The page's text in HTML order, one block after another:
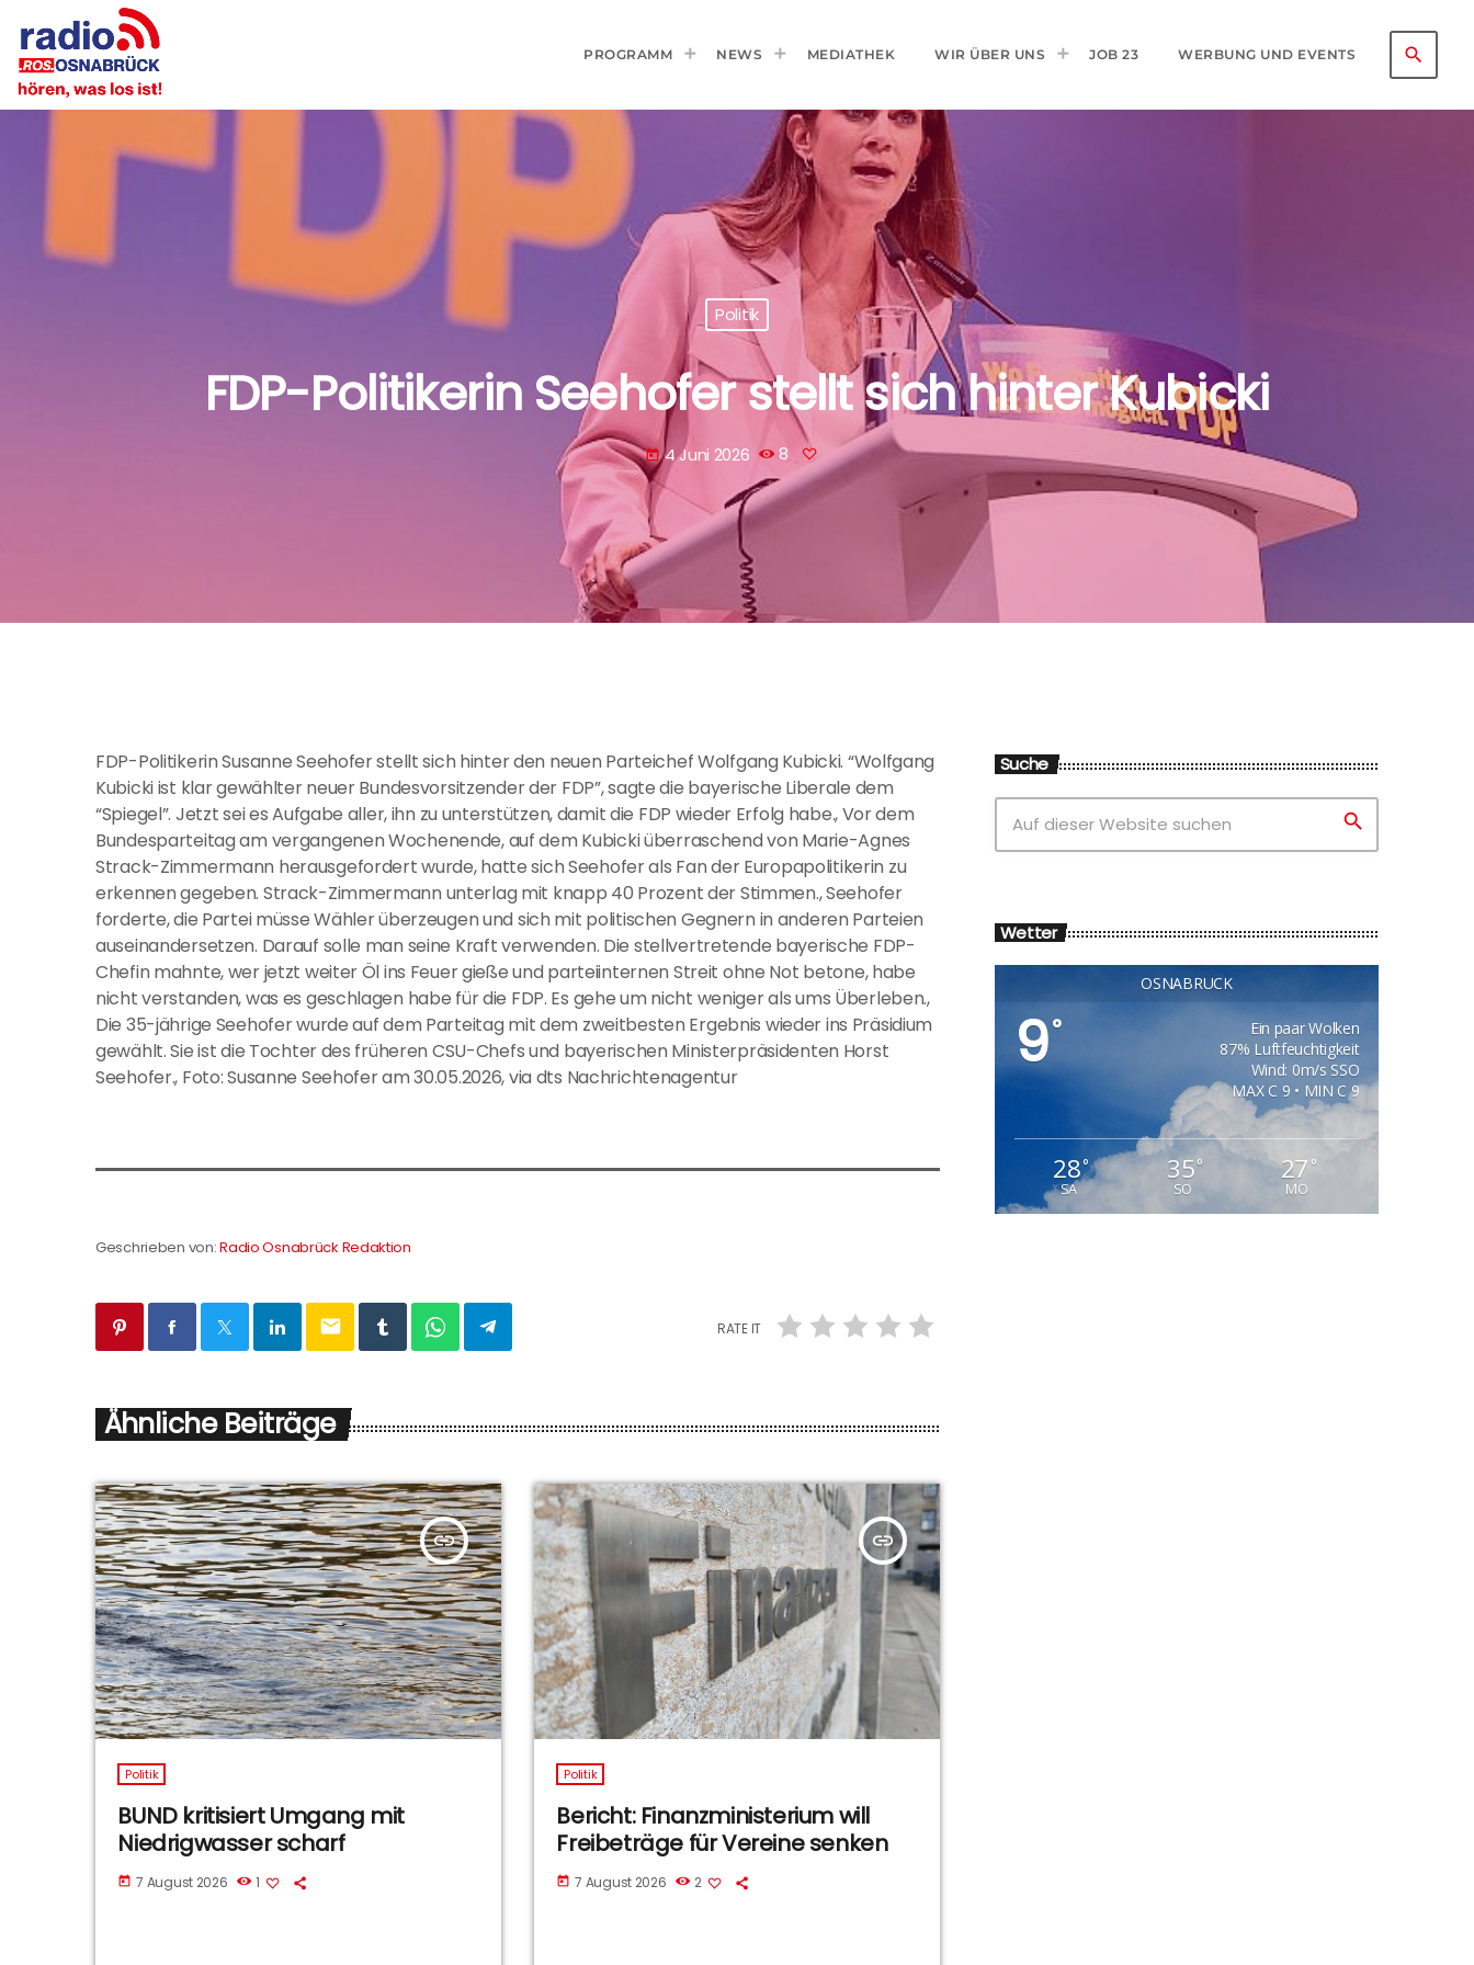
PROGRAMM NEWS MEDIATHEK WIR ÜBER UNS JOB 23 WERBUNG UND EVENTS search
Politik
FDP-Politikerin Seehofer stellt sich hinter Kubicki
today 4 Juni 2026 8
FDP-Politikerin Susanne Seehofer stellt sich hinter den neuen Parteichef Wolfgang Kubicki. “Wolfgang
Kubicki ist klar gewählter neuer Bundesvorsitzender der FDP”, sagte die bayerische Liberale dem
“Spiegel”. Jetzt sei es Aufgabe aller, ihn zu unterstützen, damit die FDP wieder Erfolg habe., Vor dem
Bundesparteitag am vergangenen Wochenende, auf dem Kubicki überraschend von Marie-Agnes
Strack-Zimmermann herausgefordert wurde, hatte sich Seehofer als Fan der Europapolitikerin zu
erkennen gegeben. Strack-Zimmermann unterlag mit knapp 40 Prozent der Stimmen., Seehofer
forderte, die Partei müsse Wähler überzeugen und sich mit politischen Gegnern in anderen Parteien
auseinandersetzen. Darauf solle man seine Kraft verwenden. Die stellvertretende bayerische FDP-
Chefin mahnte, wer jetzt weiter Öl ins Feuer gieße und parteiinternen Streit ohne Not betone, habe
nicht verstanden, was es geschlagen habe für die FDP. Es gehe um nicht weniger als ums Überleben.,
Die 35-jährige Seehofer wurde auf dem Parteitag mit dem zweitbesten Ergebnis wieder ins Präsidium
gewählt. Sie ist die Tochter des früheren CSU-Chefs und bayerischen Ministerpräsidenten Horst
Seehofer., Foto: Susanne Seehofer am 30.05.2026, via dts Nachrichtenagentur
Geschrieben von:Radio Osnabrück Redaktion
email RATE IT
Ähnliche Beiträge
insert_link
Politik
BUND kritisiert Umgang mit
Niedrigwasser scharf
today 7 August 2026 1
insert_link
Politik
Bericht: Finanzministerium will
Freibeträge für Vereine senken
today 7 August 2026 2
Suche
search
Wetter
OSNABRÜCK
9°
Ein paar Wolken
87% Luftfeuchtigkeit
Wind: 0m/s SSO
MAX C 9 • MIN C 9
28°
SA
35°
SO
27 °
MO